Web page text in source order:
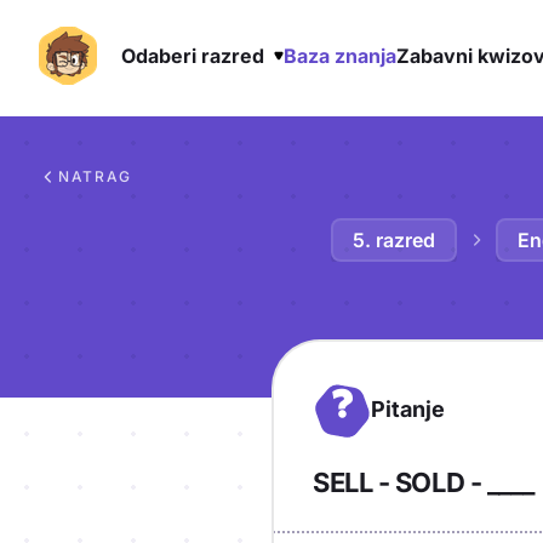
Odaberi razred Baza znanjaZabavni
NATRAG
5. razred
? Pitanje
SELL - SOLD - ____